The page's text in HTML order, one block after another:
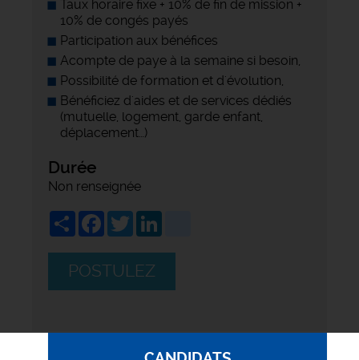
Taux horaire fixe + 10% de fin de mission +
10% de congés payés
Participation aux bénéfices
Acompte de paye à la semaine si besoin,
Possibilité de formation et d'évolution,
Bénéficiez d'aides et de services dédiés
(mutuelle, logement, garde enfant,
déplacement…)
Durée
Non renseignée
ShareFacebook
Twitter
POSTULEZ